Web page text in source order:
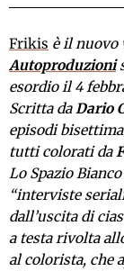
Frikis è il nuovo
Autoproduzioni
esordio il 4
Scritta da Dario
episodi
tutti colorati da
Lo Spazio
“interviste
dall’uscita di
a testa rivolta
al colorista, che